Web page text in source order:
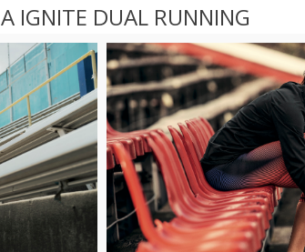
IGNITE DUAL RUNNING